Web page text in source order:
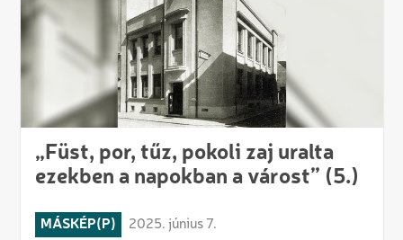
„Füst, por, tűz, pokoli zaj uralta
ezekben a napokban a várost” (5.)
MÁSKÉP(P) 2025. június 7.